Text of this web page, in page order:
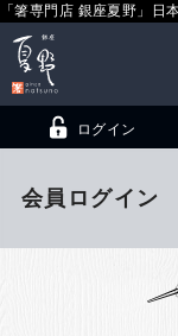
「箸専門店 銀座夏野」日
（贈答用
ログイン
会員ログイン